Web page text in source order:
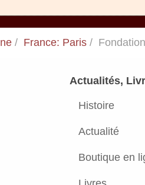
France: Paris
Actualités,
Histoire
Actualité
Boutique en